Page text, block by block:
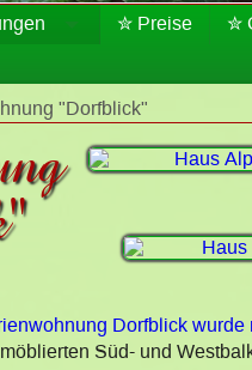
✮ Preise
✮
"Dorfblick"
Süd- und